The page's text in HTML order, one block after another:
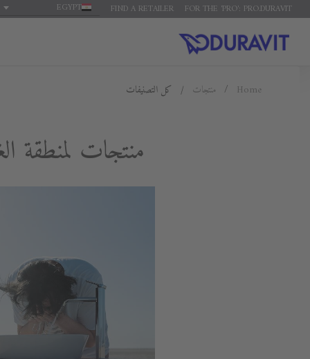
FOR THE 'PRO': PRO.DURAVIT
FIND A RETAILER
EGYPT
Home منتجات كل التصنيفات
منتجات لمنطقة